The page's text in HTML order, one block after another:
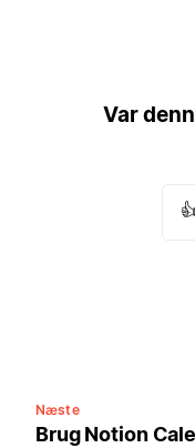
Var
👍
Næste
Brug Notion